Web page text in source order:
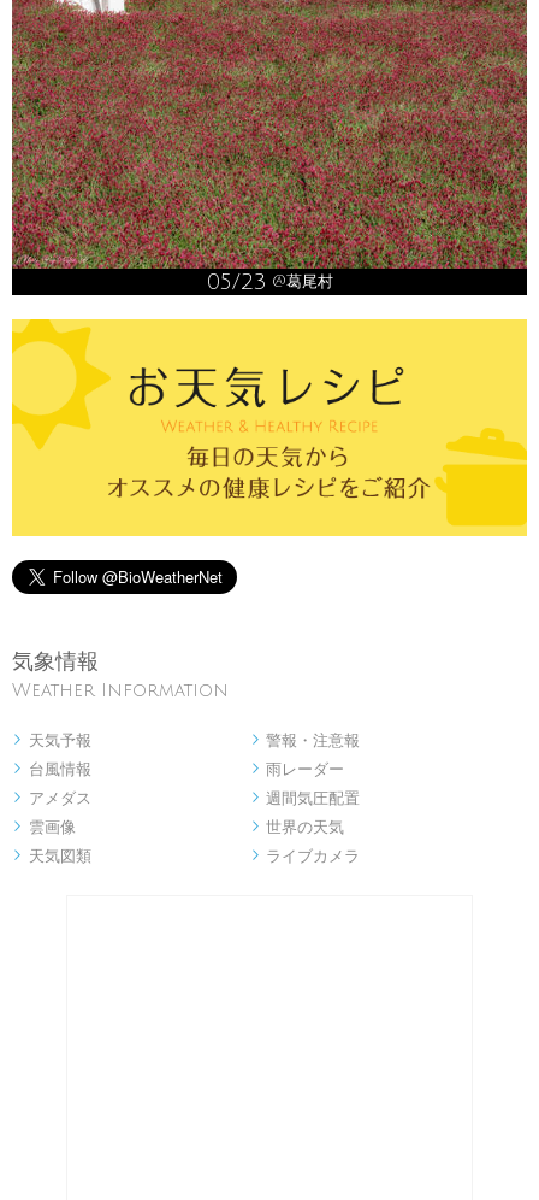
05/23 @葛尾村
気象情報
Weather Information
 天気予報  警報・注意報
 台風情報  雨レーダー
 アメダス  週間気圧配置
 雲画像  世界の天気
 天気図類  ライブカメラ